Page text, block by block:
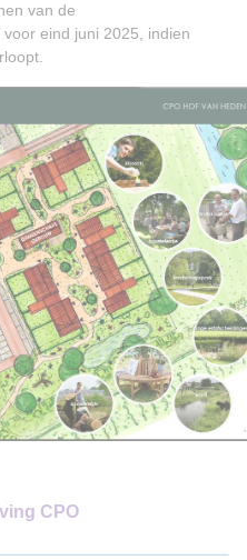
van de
eind juni 2025, indien
CPO